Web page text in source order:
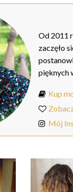
Od 2011
zaczęło
pięknych
Kup
Mój